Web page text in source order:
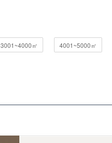
3001~4000㎡ 4001~5000㎡